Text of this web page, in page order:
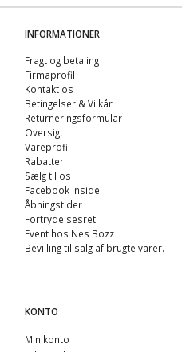
INFORMATIONER
Fragt og betaling
Firmaprofil
Kontakt os
Betingelser & Vilkår
Returneringsformular
Oversigt
Vareprofil
Rabatter
Sælg til os
Facebook Inside
Åbningstider
Fortrydelsesret
Event hos Nes Bozz
Bevilling til salg af brugte varer.
KONTO
Min konto